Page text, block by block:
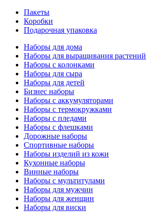
Пакеты
Коробки
Подарочная упаковка
Наборы для дома
Наборы для выращивания растений
Наборы с колонками
Наборы для сыра
Наборы для детей
Бизнес наборы
Наборы с аккумуляторами
Наборы с термокружками
Наборы с пледами
Наборы с флешками
Дорожные наборы
Спортивные наборы
Наборы изделий из кожи
Кухонные наборы
Винные наборы
Наборы с мультитулами
Наборы для мужчин
Наборы для женщин
Наборы для виски